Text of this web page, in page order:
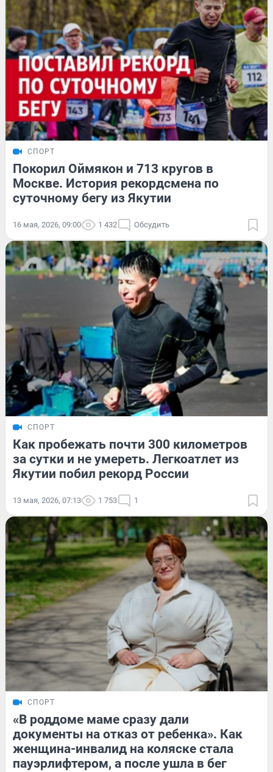
СПОРТ
Покорил Оймякон и 713 кругов в
Москве. История рекордсмена по
суточному бегу из Якутии
16 мая, 2026, 09:00 1 432 Обсудить
СПОРТ
Как пробежать почти 300 километров
за сутки и не умереть. Легкоатлет из
Якутии побил рекорд России
13 мая, 2026, 07:13 1 753 1
СПОРТ
«В роддоме маме сразу дали
документы на отказ от ребенка». Как
женщина-инвалид на коляске стала
пауэрлифтером, а после ушла в бег